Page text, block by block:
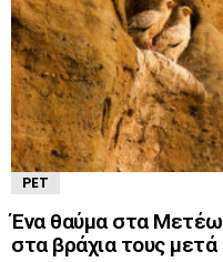
PET
Ένα θαύμα στα
στα βράχια τους μετά